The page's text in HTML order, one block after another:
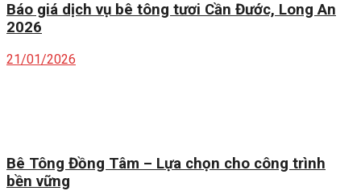
Báo giá dịch vụ bê tông tươi Cần Đước, Long An
2026
21/01/2026
Bê Tông Đồng Tâm – Lựa chọn cho công trình
bền vững